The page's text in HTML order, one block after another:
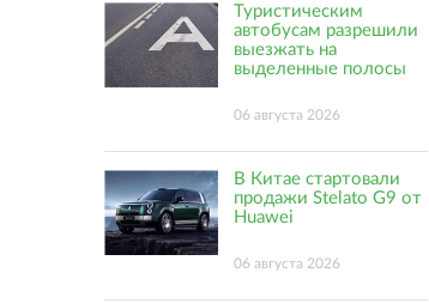
Туристическим
автобусам разрешили
выезжать на
выделенные полосы
06 августа 2026
В Китае стартовали
продажи Stelato G9 от
Huawei
06 августа 2026